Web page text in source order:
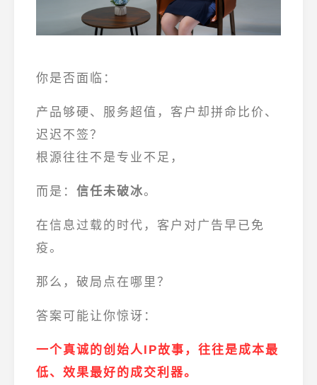
你是否面临：
产品够硬、服务超值，客户却拼命比价、
迟迟不签？
根源往往不是专业不足，
而是： 信任未破冰。
在信息过载的时代，客户对广告早已免
疫。
那么，破局点在哪里？
答案可能让你惊讶：
一个真诚的创始人IP故事，往往是成本最
低、效果最好的成交利器。